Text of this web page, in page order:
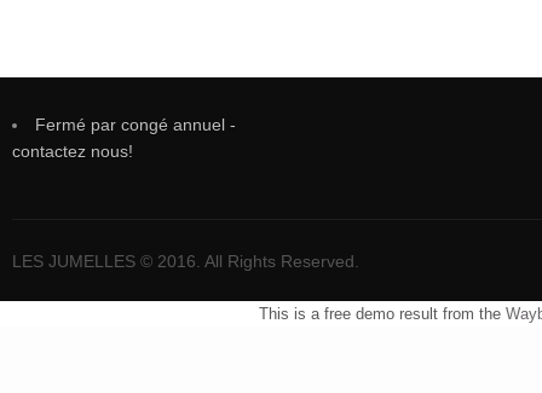
Fermé par congé annuel -
contactez nous!
LES JUMELLES © 2016. All Rights Reserved.
This is a free demo result from the